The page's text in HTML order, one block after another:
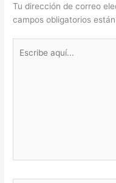
Tu dirección de correo
campos obligatorios
aquí...